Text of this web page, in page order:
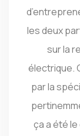
les deux
sur la
électrique.
par la
ça a été